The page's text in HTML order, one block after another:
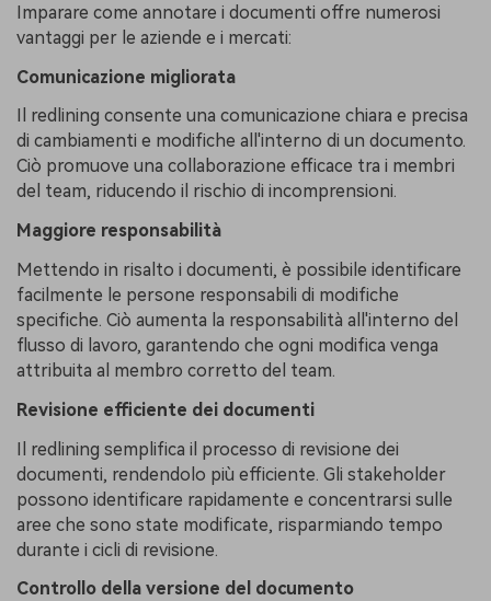
Imparare come annotare i documenti offre numerosi
vantaggi per le aziende e i mercati:
Comunicazione migliorata
Il redlining consente una comunicazione chiara e precisa
di cambiamenti e modifiche all'interno di un documento.
Ciò promuove una collaborazione efficace tra i membri
del team, riducendo il rischio di incomprensioni.
Maggiore responsabilità
Mettendo in risalto i documenti, è possibile identificare
facilmente le persone responsabili di modifiche
specifiche. Ciò aumenta la responsabilità all'interno del
flusso di lavoro, garantendo che ogni modifica venga
attribuita al membro corretto del team.
Revisione efficiente dei documenti
Il redlining semplifica il processo di revisione dei
documenti, rendendolo più efficiente. Gli stakeholder
possono identificare rapidamente e concentrarsi sulle
aree che sono state modificate, risparmiando tempo
durante i cicli di revisione.
Controllo della versione del documento